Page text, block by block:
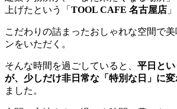
上げたという「 TOOL CAFE 名古屋店
こだわりの詰まったおしゃれな空間で
ンをいただく。
そんな時間を過ごしていると、 平日とい
が、少しだけ非日常な「特別な日」に変
ました。